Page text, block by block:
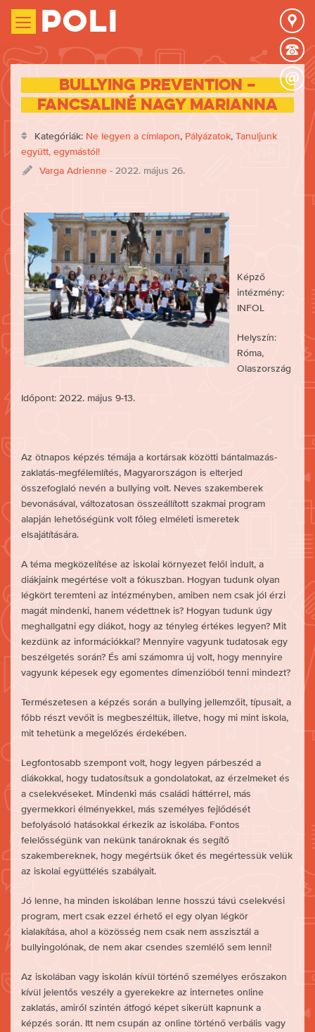
Poli
Bullying Prevention –
Fancsaliné Nagy Marianna
Kategóriák: Ne legyen a címlapon, Pályázatok, Tanuljunk
együtt, egymástól!
Varga Adrienne - 2022. május 26.
Képző
intézmény:
INFOL
Helyszín:
Róma,
Olaszország
Időpont: 2022. május 9-13.
Az ötnapos képzés témája a kortársak közötti bántalmazás-
zaklatás-megfélemlítés, Magyarországon is elterjed
összefoglaló nevén a bullying volt. Neves szakemberek
bevonásával, változatosan összeállított szakmai program
alapján lehetőségünk volt főleg elméleti ismeretek
elsajátítására.
A téma megközelítése az iskolai környezet felől indult, a
diákjaink megértése volt a fókuszban. Hogyan tudunk olyan
légkört teremteni az intézményben, amiben nem csak jól érzi
magát mindenki, hanem védettnek is? Hogyan tudunk úgy
meghallgatni egy diákot, hogy az tényleg értékes legyen? Mit
kezdünk az információkkal? Mennyire vagyunk tudatosak egy
beszélgetés során? És ami számomra új volt, hogy mennyire
vagyunk képesek egy egomentes dimenzióból tenni mindezt?
Természetesen a képzés során a bullying jellemzőit, típusait, a
főbb részt vevőit is megbeszéltük, illetve, hogy mi mint iskola,
mit tehetünk a megelőzés érdekében.
Legfontosabb szempont volt, hogy legyen párbeszéd a
diákokkal, hogy tudatosítsuk a gondolatokat, az érzelmeket és
a cselekvéseket. Mindenki más családi háttérrel, más
gyermekkori élményekkel, más személyes fejlődését
befolyásoló hatásokkal érkezik az iskolába. Fontos
felelősségünk van nekünk tanároknak és segítő
szakembereknek, hogy megértsük őket és megértessük velük
az iskolai együttélés szabályait.
Jó lenne, ha minden iskolában lenne hosszú távú cselekvési
program, mert csak ezzel érhető el egy olyan légkör
kialakítása, ahol a közösség nem csak nem asszisztál a
bullyingolónak, de nem akar csendes szemlélő sem lenni!
Az iskolában vagy iskolán kívül történő személyes erőszakon
kívül jelentős veszély a gyerekekre az internetes online
zaklatás, amiről szintén átfogó képet sikerült kapnunk a
képzés során. Itt nem csupán az online történő verbális vagy